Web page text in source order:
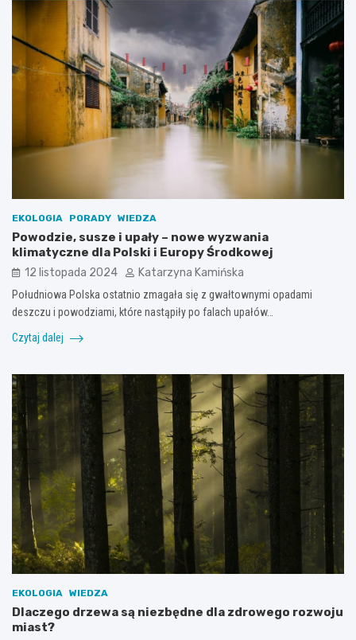
EKOLOGIA PORADY WIEDZA
Powodzie, susze i upały – nowe wyzwania
klimatyczne dla Polski i Europy Środkowej
12 listopada 2024 Katarzyna Kamińska
Południowa Polska ostatnio zmagała się z gwałtownymi opadami
deszczu i powodziami, które nastąpiły po falach upałów…
Czytaj dalej
EKOLOGIA WIEDZA
Dlaczego drzewa są niezbędne dla zdrowego rozwoju
miast?